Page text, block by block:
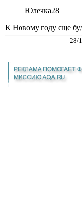
Юлечка28
К Новому году еще
28/